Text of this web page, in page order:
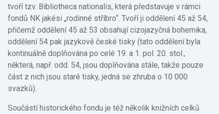
tvoří tzv. Bibliotheca nationalis, která představuje v rámci
fondů NK jakési „rodinné stříbro“. Tvoří ji oddělení 45 až 54,
přičemž oddělení 45 až 53 obsahují cizojazyčná bohemika,
oddělení 54 pak jazykově české tisky (tato oddělení byla
kontinuálně doplňována po celé 19. a 1. pol. 20. stol.,
některá, např. odd. 54, jsou doplňována stále, takže pouze
část z nich jsou staré tisky, jedná se zhruba o 10 000
svazků).
Součástí historického fondu je též několik knižních celků.